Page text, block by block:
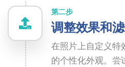
第二步
调整效果和
在照片上自定义特
的个性化外观。尝